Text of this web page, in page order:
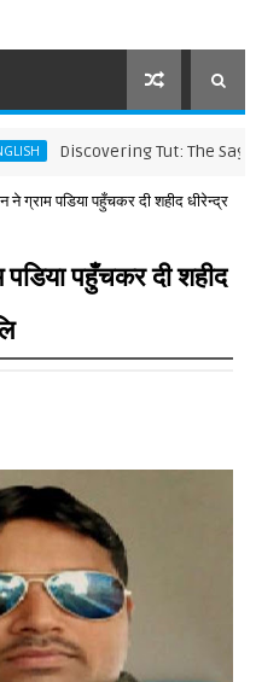
Tut: The Saga
ने ग्राम पडिया पहुँचकर दी शहीद धीरेन्द्र
पडिया पहुँचकर दी शहीद